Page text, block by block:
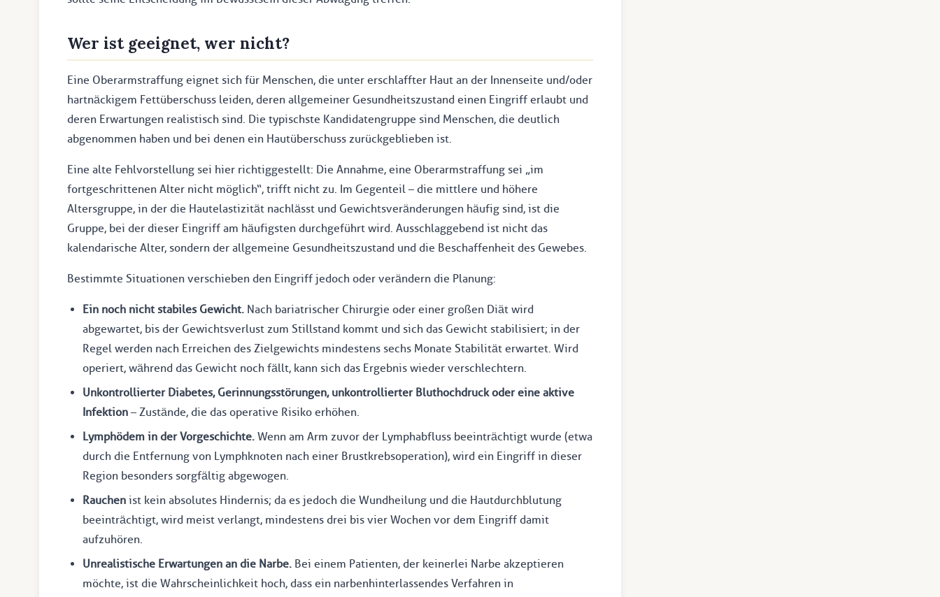
Wer ist geeignet, wer nicht?
Eine Oberarmstraffung eignet sich für Menschen, die unter erschlaffter Haut an der Innenseite und/oder
hartnäckigem Fettüberschuss leiden, deren allgemeiner Gesundheitszustand einen Eingriff erlaubt und
deren Erwartungen realistisch sind. Die typischste Kandidatengruppe sind Menschen, die deutlich
abgenommen haben und bei denen ein Hautüberschuss zurückgeblieben ist.
Eine alte Fehlvorstellung sei hier richtiggestellt: Die Annahme, eine Oberarmstraffung sei „im
fortgeschrittenen Alter nicht möglich“, trifft nicht zu. Im Gegenteil – die mittlere und höhere
Altersgruppe, in der die Hautelastizität nachlässt und Gewichtsveränderungen häufig sind, ist die
Gruppe, bei der dieser Eingriff am häufigsten durchgeführt wird. Ausschlaggebend ist nicht das
kalendarische Alter, sondern der allgemeine Gesundheitszustand und die Beschaffenheit des Gewebes.
Bestimmte Situationen verschieben den Eingriff jedoch oder verändern die Planung:
Ein noch nicht stabiles Gewicht. Nach bariatrischer Chirurgie oder einer großen Diät wird
abgewartet, bis der Gewichtsverlust zum Stillstand kommt und sich das Gewicht stabilisiert; in der
Regel werden nach Erreichen des Zielgewichts mindestens sechs Monate Stabilität erwartet. Wird
operiert, während das Gewicht noch fällt, kann sich das Ergebnis wieder verschlechtern.
Unkontrollierter Diabetes, Gerinnungsstörungen, unkontrollierter Bluthochdruck oder eine aktive
Infektion – Zustände, die das operative Risiko erhöhen.
Lymphödem in der Vorgeschichte. Wenn am Arm zuvor der Lymphabfluss beeinträchtigt wurde (etwa
durch die Entfernung von Lymphknoten nach einer Brustkrebsoperation), wird ein Eingriff in dieser
Region besonders sorgfältig abgewogen.
Rauchen ist kein absolutes Hindernis; da es jedoch die Wundheilung und die Hautdurchblutung
beeinträchtigt, wird meist verlangt, mindestens drei bis vier Wochen vor dem Eingriff damit
aufzuhören.
Unrealistische Erwartungen an die Narbe. Bei einem Patienten, der keinerlei Narbe akzeptieren
möchte, ist die Wahrscheinlichkeit hoch, dass ein narbenhinterlassendes Verfahren in